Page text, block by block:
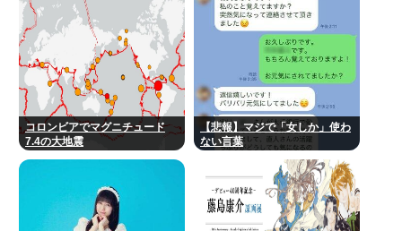
コロンビアでマグニチュード
7.4の大地震
【悲報】マジで「女しか」使わ
ない言葉